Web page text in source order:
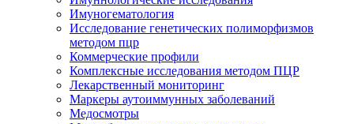
Имуногематология
Исследование генетических полиморфизмов
методом пцр
Коммерческие профили
Комплексные исследования методом ПЦР
Лекарственный мониторинг
Маркеры аутоиммунных заболеваний
Медосмотры